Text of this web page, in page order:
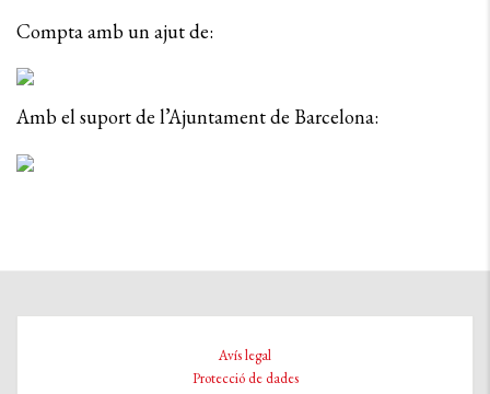
Compta amb un ajut de:
Amb el suport de l’Ajuntament de Barcelona:
Avís legal
Protecció de dades